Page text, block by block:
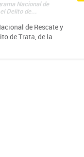
Nacional de
Delito de...
de Rescate y
de Trata, de la